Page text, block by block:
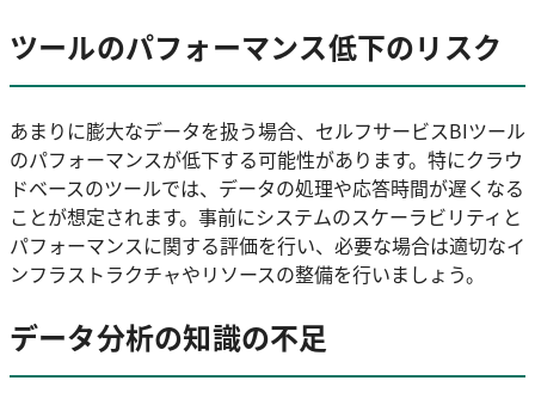
ツールのパフォーマンス低下のリスク
あまりに膨大なデータを扱う場合、セルフサービスBIツール
のパフォーマンスが低下する可能性があります。特にクラウ
ドベースのツールでは、データの処理や応答時間が遅くなる
ことが想定されます。事前にシステムのスケーラビリティと
パフォーマンスに関する評価を行い、必要な場合は適切なイ
ンフラストラクチャやリソースの整備を行いましょう。
データ分析の知識の不足